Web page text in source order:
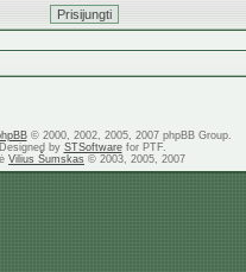
© 2000, 2002, 2005, 2007 phpBB Group.
Designed by STSoftwarefor PTF.
Vilius Šumskas © 2003, 2005, 2007